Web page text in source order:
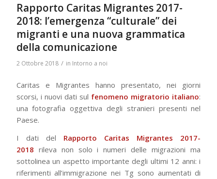
Rapporto Caritas Migrantes 2017-
2018: l’emergenza “culturale” dei
migranti e una nuova grammatica
della comunicazione
2 Ottobre 2018 / in Intorno a noi
Caritas e Migrantes hanno presentato, nei giorni
scorsi, i nuovi dati sul fenomeno migratorio italiano:
una fotografia oggettiva degli stranieri presenti nel
Paese.
I dati del Rapporto Caritas Migrantes 2017-
2018 rileva non solo i numeri delle migrazioni ma
sottolinea un aspetto importante degli ultimi 12 anni: i
riferimenti all’immigrazione nei Tg sono aumentati di